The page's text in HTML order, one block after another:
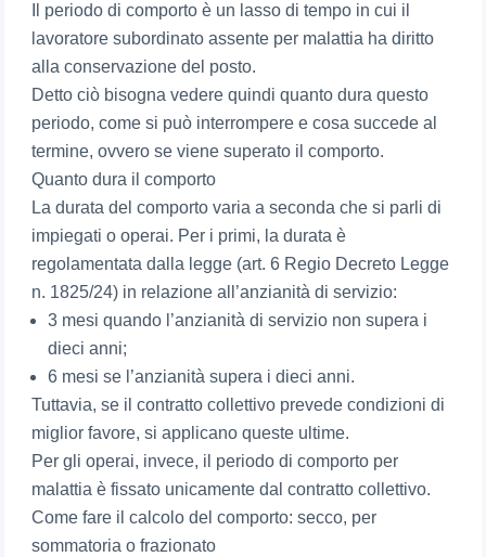
Il periodo di comporto è un lasso di tempo in cui il
lavoratore subordinato assente per malattia ha diritto
alla conservazione del posto.
Detto ciò bisogna vedere quindi quanto dura questo
periodo, come si può interrompere e cosa succede al
termine, ovvero se viene superato il comporto.
Quanto dura il comporto
La durata del comporto varia a seconda che si parli di
impiegati o operai. Per i primi, la durata è
regolamentata dalla legge (art. 6 Regio Decreto Legge
n. 1825/24) in relazione all’anzianità di servizio:
3 mesi quando l’anzianità di servizio non supera i
dieci anni;
6 mesi se l’anzianità supera i dieci anni.
Tuttavia, se il contratto collettivo prevede condizioni di
miglior favore, si applicano queste ultime.
Per gli operai, invece, il periodo di comporto per
malattia è fissato unicamente dal contratto collettivo.
Come fare il calcolo del comporto: secco, per
sommatoria o frazionato